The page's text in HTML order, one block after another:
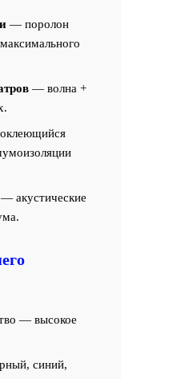
— поролон
— волна +
— акустические
— высокое
синий,